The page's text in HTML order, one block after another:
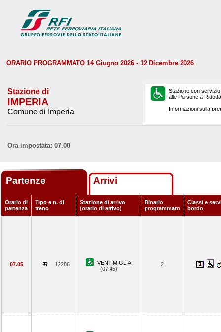
ORARIO PROGRAMMATO 14 Giugno 2026 - 12 Dicembre 2026
Stazione di
IMPERIA
Comune di Imperia
Stazione con
alle Persone a
Informazioni sulla
Ora impostata: 07.00
Partenze Arrivi
Orario di
partenza
Tipo e n. di
treno
Stazione di arrivo
(orario di arrivo)
Binario
programmato
Classi e
bordo
07.05 12286
VENTIMIGLIA
(07.45)
2